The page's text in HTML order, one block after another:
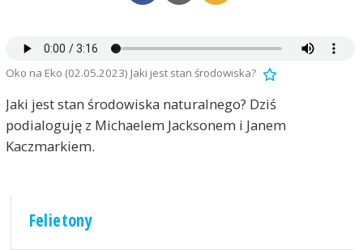
Oko na Eko (02.05.2023) Jaki jest stan środowiska?
Jaki jest stan środowiska naturalnego? Dziś
podialoguję z Michaelem Jacksonem i Janem
Kaczmarkiem.
Felietony